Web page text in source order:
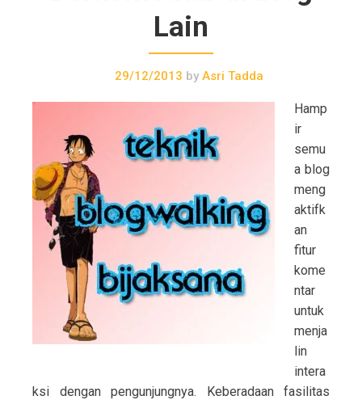
Lain
29/12/2013 by Asri Tadda
Hamp
ir
semu
a blog
meng
aktifk
an
fitur
kome
ntar
untuk
menja
lin
intera
ksi dengan pengunjungnya. Keberadaan fasilitas